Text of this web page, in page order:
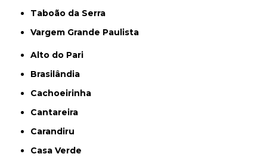
Taboão da Serra
Vargem Grande Paulista
Alto do Pari
Brasilândia
Cachoeirinha
Cantareira
Carandiru
Casa Verde